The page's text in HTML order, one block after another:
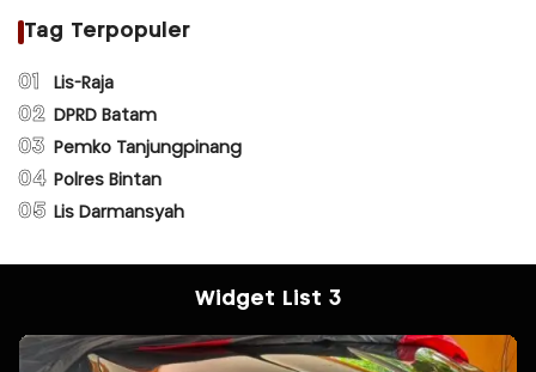
Tag Terpopuler
01 Lis-Raja
02 DPRD Batam
03 Pemko Tanjungpinang
04 Polres Bintan
05 Lis Darmansyah
Widget List 3